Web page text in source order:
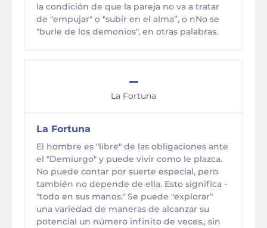
la condición de que la pareja no va a tratar
de "empujar" o "subir en el alma”, o nNo se
"burle de los demonios", en otras palabras.
–
La Fortuna
La Fortuna
El hombre es "libre" de las obligaciones ante
el "Demiurgo" y puede vivir como le plazca.
No puede contar por suerte especial, pero
también no depende de ella. Esto significa -
"todo en sus manos." Se puede "explorar"
una variedad de maneras de alcanzar su
potencial un número infinito de veces,, sin